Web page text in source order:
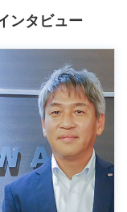
ンタビュー